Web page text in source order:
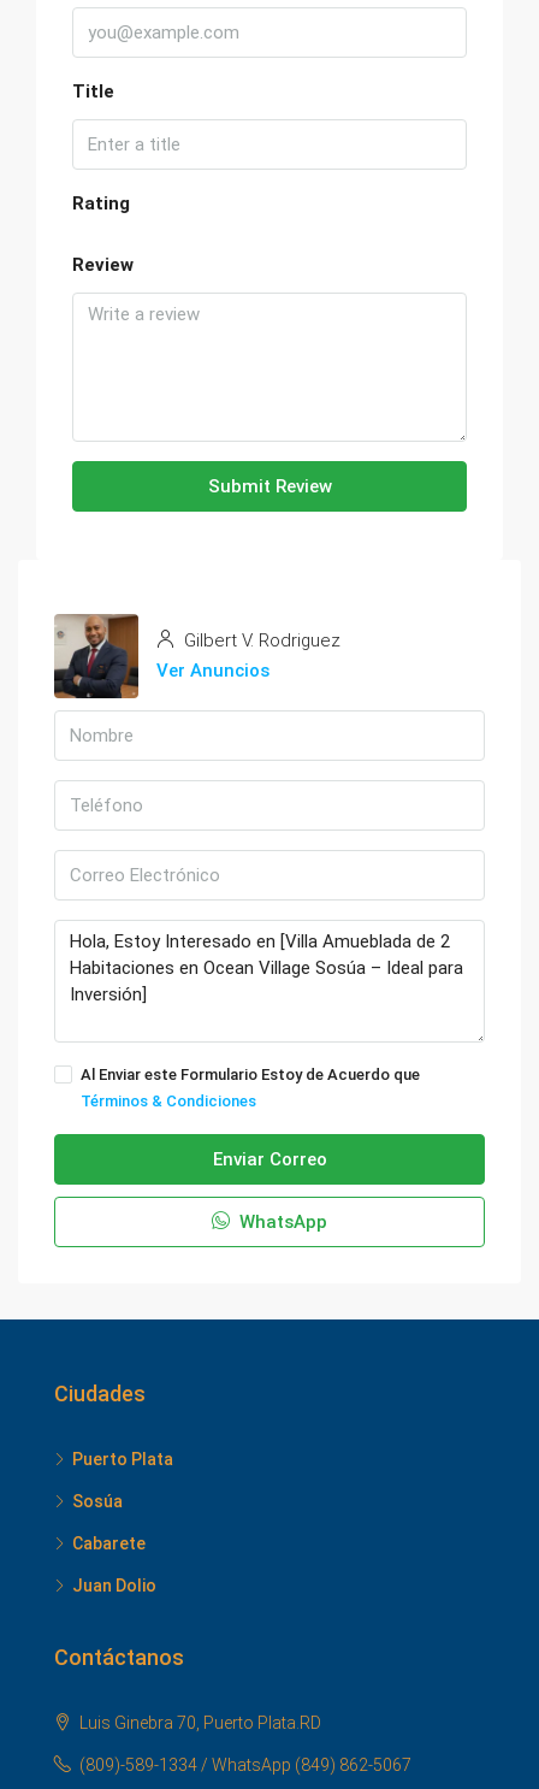
Title
Rating
Review
Submit Review
Gilbert V. Rodriguez
Ver Anuncios
Al Enviar este Formulario Estoy de Acuerdo que
Términos & Condiciones
Enviar Correo
WhatsApp
Ciudades
Puerto Plata
Sosúa
Cabarete
Juan Dolio
Contáctanos
Luis Ginebra 70, Puerto Plata.RD
(809)-589-1334 / WhatsApp (849) 862-5067